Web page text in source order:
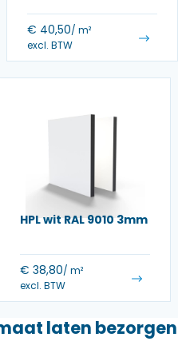
€ 40,50/ m²
excl. BTW
HPL wit RAL 9010 3mm
€ 38,80/ m²
excl. BTW
laten bezorgen